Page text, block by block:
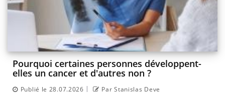
Pourquoi certaines personnes développent-
elles un cancer et d'autres non ?
Publié le 28.07.2026 | Par Stanislas Deve